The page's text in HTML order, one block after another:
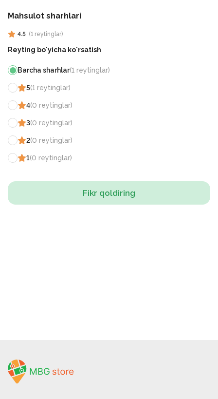
Mahsulot sharhlari
4.5 (1 reytinglar)
Reyting bo'yicha ko'rsatish
Barcha sharhlar(1 reytinglar)
5(1 reytinglar)
4(0 reytinglar)
3(0 reytinglar)
2(0 reytinglar)
1(0 reytinglar)
Fikr qoldiring